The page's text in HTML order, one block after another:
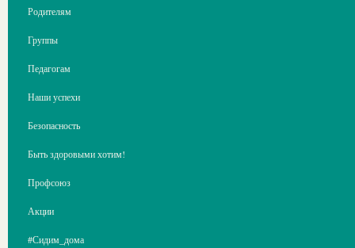
Родителям
Группы
Педагогам
Наши успехи
Безопасность
Быть здоровыми хотим!
Профсоюз
Акции
#Сидим_дома